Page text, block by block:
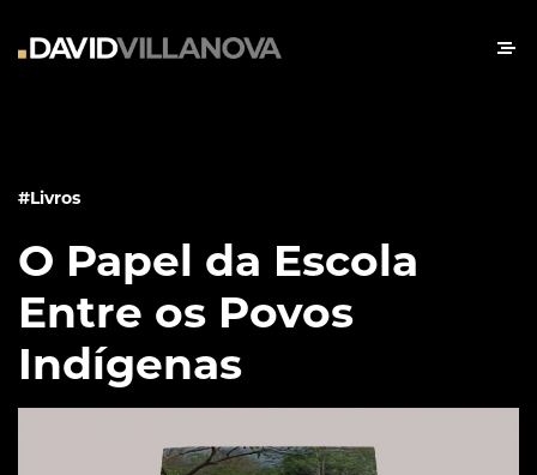
#Livros
O Papel da Escola
Entre os Povos
Indígenas